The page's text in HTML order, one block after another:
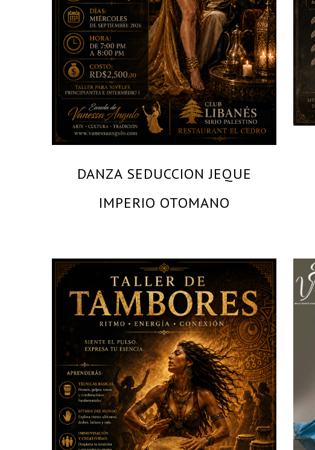
DANZA SEDUCCION JEQUE
IMPERIO OTOMANO
By
GIANNELIA CAMPEDELLI – MAESTRA Y BAILARINA
PROFESIONAL